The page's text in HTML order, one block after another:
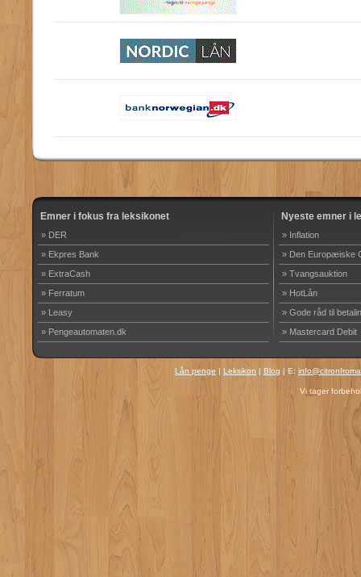
Emner i fokus fra leksikonet
» DER
» Ekpres Bank
» ExtraCash
» Ferratum
» Leasy
» Pengeautomaten.dk
Nyeste emner i
» Inflation
» Den Europæiske
» Tvangsauktion
» HotLån
» Gode råd til
» Mastercard Debit
Lån penge | Leksikon | Blog | E:
Vi tager